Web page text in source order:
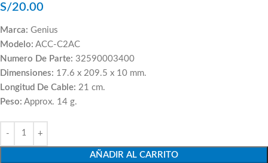
S/20.00
Marca: Genius
Modelo: ACC-C2AC
Numero De Parte: 32590003400
Dimensiones: 17.6 x 209.5 x 10 mm.
Longitud De Cable: 21 cm.
Peso: Approx. 14 g.
AÑADIR AL CARRITO